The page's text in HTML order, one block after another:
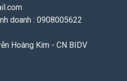
doanh : 0908005622
Hoàng Kim - CN BIDV